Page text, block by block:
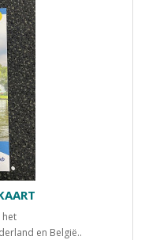
het
en België..